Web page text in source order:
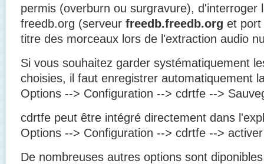
permis (overburn ou surgravure), d'interroger
freedb.org (serveur freedb.freedb.org et port
titre des morceaux lors de l'extraction audio
Si vous souhaitez garder systématiquement
choisies, il faut enregistrer automatiquement
Options --> Configuration --> cdrtfe -->
cdrtfe peut être intégré directement dans
Options --> Configuration --> cdrtfe -->
De nombreuses autres options sont